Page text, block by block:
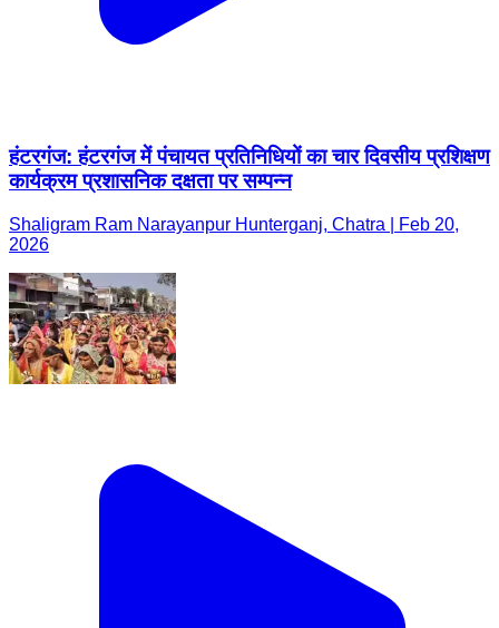
हंटरगंज: हंटरगंज में पंचायत प्रतिनिधियों का चार दिवसीय प्रशिक्षण
कार्यक्रम प्रशासनिक दक्षता पर सम्पन्न
Shaligram Ram Narayanpur Hunterganj, Chatra | Feb 20,
2026